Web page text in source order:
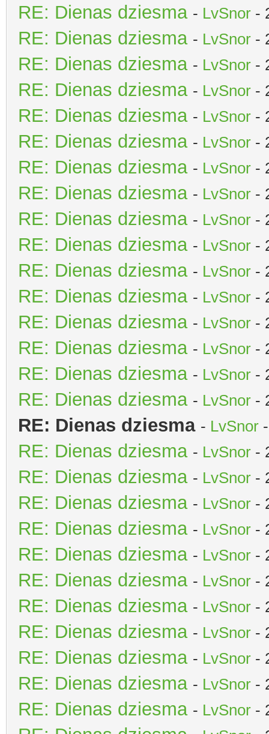
RE: Dienas dziesma - LvSnor -
RE: Dienas dziesma - LvSnor -
RE: Dienas dziesma - LvSnor -
RE: Dienas dziesma - LvSnor -
RE: Dienas dziesma - LvSnor -
RE: Dienas dziesma - LvSnor -
RE: Dienas dziesma - LvSnor -
RE: Dienas dziesma - LvSnor -
RE: Dienas dziesma - LvSnor -
RE: Dienas dziesma - LvSnor -
RE: Dienas dziesma - LvSnor -
RE: Dienas dziesma - LvSnor -
RE: Dienas dziesma - LvSnor -
RE: Dienas dziesma - LvSnor -
RE: Dienas dziesma - LvSnor -
RE: Dienas dziesma - LvSnor -
RE: Dienas dziesma - LvSnor
RE: Dienas dziesma - LvSnor -
RE: Dienas dziesma - LvSnor -
RE: Dienas dziesma - LvSnor -
RE: Dienas dziesma - LvSnor -
RE: Dienas dziesma - LvSnor -
RE: Dienas dziesma - LvSnor -
RE: Dienas dziesma - LvSnor -
RE: Dienas dziesma - LvSnor -
RE: Dienas dziesma - LvSnor -
RE: Dienas dziesma - LvSnor -
RE: Dienas dziesma - LvSnor -